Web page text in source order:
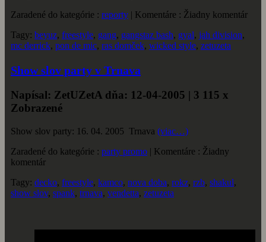
Zaradené do kategórie : reporty | Komentáre : Žiadny komentár
Tagy: beyuz, freestyle, gang, gangstaz bash, gyal, jah division,
mc derrick, pon de mic, ras domček, wicked style, zetuzeta
Show slov party v Trnava
Napísal: ZetUZetA dňa: 12-04-2005 | 3 115 x
Zobrazené
Show slov party: 16. 04. 2005 Trnava (viac…)
Zaradené do kategórie : party promo | Komentáre : Žiadny
komentár
Tagy: decko, freestyle, kamco, nova doba, rokz, rzb, shakul,
show slov, spank, trnava, vendetta, zetuzeta